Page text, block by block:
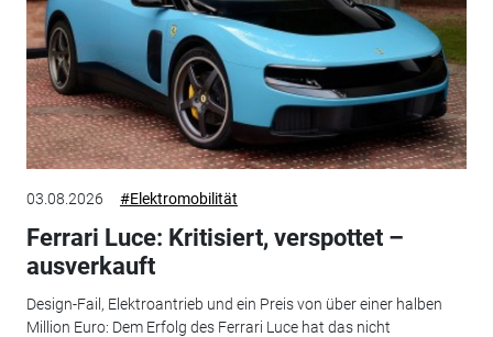
03.08.2026 #Elektromobilität
Ferrari Luce: Kritisiert, verspottet –
ausverkauft
Design-Fail, Elektroantrieb und ein Preis von über einer halben
Million Euro: Dem Erfolg des Ferrari Luce hat das nicht